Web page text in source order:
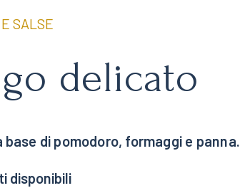
SALSE
delicato
base di pomodoro, formaggi e panna.
disponibili